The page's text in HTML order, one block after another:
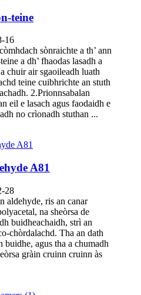
teine
16
sònraichte a th’ ann
​​a dh’ fhaodas lasadh a
chuir air sgaoileadh luath
teine ​​cuibhrichte an stuth
2.Prionnsabalan
eil e lasach agus faodaidh e
no crìonadh stuthan ...
A81
28
aldehyde, ris an canar
na sheòrsa de
buidheachaidh, strì an
chòrdalachd. Tha an dath
buidhe, agus tha a chumadh
gràin cruinn cruinn às